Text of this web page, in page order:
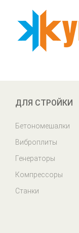
ДЛЯ СТРОЙКИ
Бетономешалки
Виброплиты
Генераторы
Компрессоры
Станки